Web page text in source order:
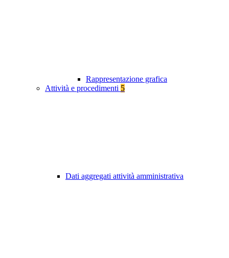
Rappresentazione grafica
Attività e procedimenti 5
Dati aggregati attività amministrativa